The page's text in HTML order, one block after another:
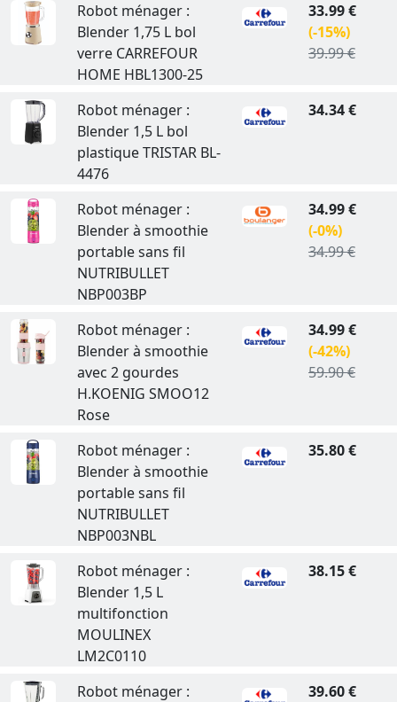
Robot ménager :
Blender 1,75 L bol
verre CARREFOUR
HOME HBL1300-25
33.99 €
(-15%)
39.99 €
Robot ménager :
Blender 1,5 L bol
plastique TRISTAR BL-
4476
34.34 €
Robot ménager :
Blender à smoothie
portable sans fil
NUTRIBULLET
NBP003BP
34.99 €
(-0%)
34.99 €
Robot ménager :
Blender à smoothie
avec 2 gourdes
H.KOENIG SMOO12
Rose
34.99 €
(-42%)
59.90 €
Robot ménager :
Blender à smoothie
portable sans fil
NUTRIBULLET
NBP003NBL
35.80 €
Robot ménager :
Blender 1,5 L
multifonction
MOULINEX
LM2C0110
38.15 €
Robot ménager :
39.60 €